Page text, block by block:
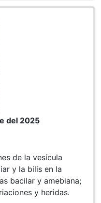
del 2025
de la vesícula
y la bilis en la
bacilar y amebiana;
y heridas.